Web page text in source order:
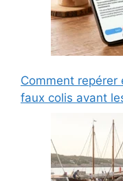
Comment repérer
faux colis avant